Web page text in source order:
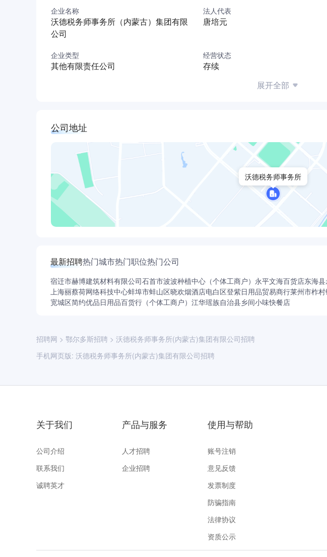
1. 双龙头全牌照平台，职业赛道远超同行
入职即可同步接触税务、审计、评估、合规、资本市场、司法鉴证多领域高
2. 行业大咖带队，零基础也能快速成才
核心团队，实战经验丰富。公司搭建完善的新人培养体系，实行一对一专属
含金量、高难度项目。
4. 全国化布局，透明无壁垒晋升通道
纵向搭建专员→项目负责人→部门经理→合伙人标准化晋升体系，优秀员工可
5. 优质政企资源，赋能个人品牌打造
长期对接各级税务、财政、司法、科技部门，深度参与官方政策宣讲、行业
对外活动，积累优质行业人脉，打造个人专业IP，跳出单纯基层实操岗位。
四、企业魅力与发展保障
稳定靠谱的发展平台：坚守合规执业底线，经营稳健抗风险，十余年口碑优
纯粹温暖的团队氛围：以人为本、党建赋能，团队务实团结、拒绝职场内耗
注员工专业成长与身心兼顾。
五、人才理念
沃德坚持“以人为本、以德留人、德才兼备”的人才观，不唯资历、只唯能力。
✅ 优厚薪资：底薪+多项专项补贴+绩效奖金+年终大奖，薪资透明、多劳多得
✅ 完善保障：五险一金、双休、法定节假日、节日福利、生日礼物、常态化团
✅ 优质环境：规范执业流程、团队协作融洽，办公环境舒适、交通便捷，提
完善的培养体系、多元的高端赛道、清晰的晋升路径，诚邀有志之士携手同行
企业名称
沃德税务师事务所（内蒙古）集团有限
公司
法人代表
唐培元
企业类型
其他有限责任公司
经营状态
存续
展开全部
公司地址
沃德税务师事务所
最新招聘热门城市热门职位热门公司
宿迁市赫博建筑材料有限公司石首市波波种植中心（个体工商户） 永平文海百货店东海
上海丽蔡荷网络科技中心蚌埠市蚌山区晓欢烟酒店电白区登紫日用品贸易商行莱州市柞
宽城区简约优品日用品百货行（个体工商户） 江华瑶族自治县乡间小味快餐店
招聘网 > 鄂尔多斯招聘 > 沃德税务师事务所(内蒙古)集团有限公司招聘
手机网页版: 沃德税务师事务所(内蒙古)集团有限公司招聘
关于我们
公司介绍
联系我们
诚聘英才
产品与服务
人才招聘
企业招聘
使用与帮助
账号注销
意见反馈
发票制度
防骗指南
法律协议
资质公示